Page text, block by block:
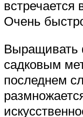
Очень
Выращивать
садковым
последнем